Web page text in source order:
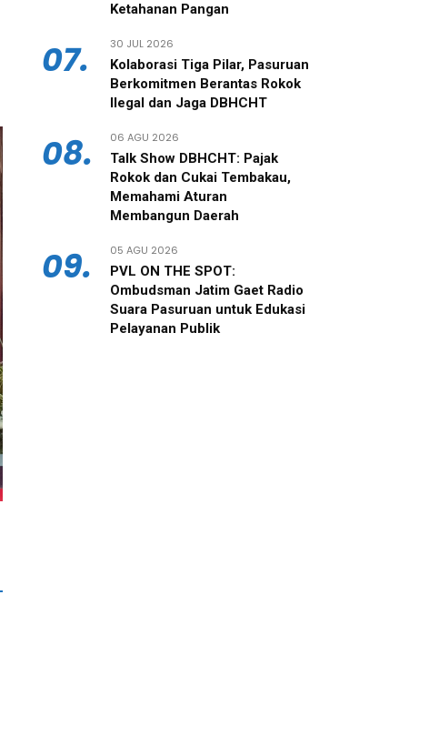
Ketahanan Pangan
07. 30 JUL 2026
‎Kolaborasi Tiga Pilar, Pasuruan
Berkomitmen Berantas Rokok
Ilegal dan Jaga DBHCHT
08. 06 AGU 2026
‎Talk Show DBHCHT: Pajak
Rokok dan Cukai Tembakau,
Memahami Aturan
Membangun Daerah
09. 05 AGU 2026
PVL ON THE SPOT:
Ombudsman Jatim Gaet Radio
Suara Pasuruan untuk Edukasi
Pelayanan Publik